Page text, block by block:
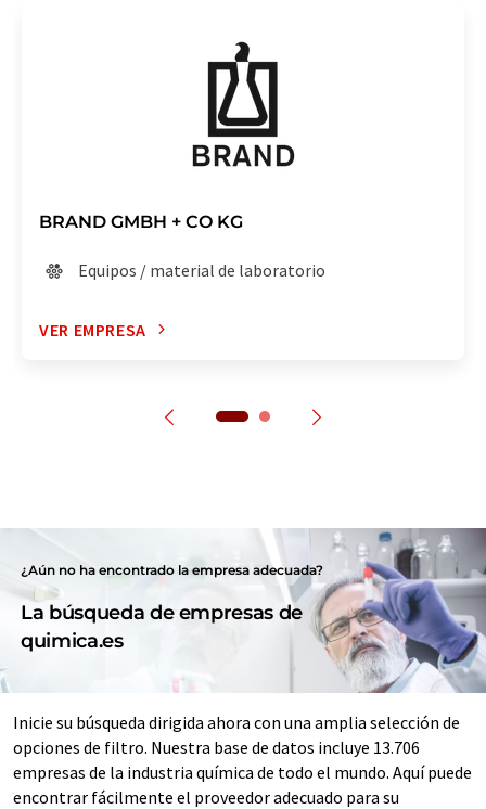
BRAND GMBH + CO KG
Equipos / material de laboratorio
VER EMPRESA
¿Aún no ha encontrado la empresa adecuada?
La búsqueda de empresas de
quimica.es
Inicie su búsqueda dirigida ahora con una amplia selección de
opciones de filtro. Nuestra base de datos incluye 13.706
empresas de la industria química de todo el mundo. Aquí puede
encontrar fácilmente el proveedor adecuado para su